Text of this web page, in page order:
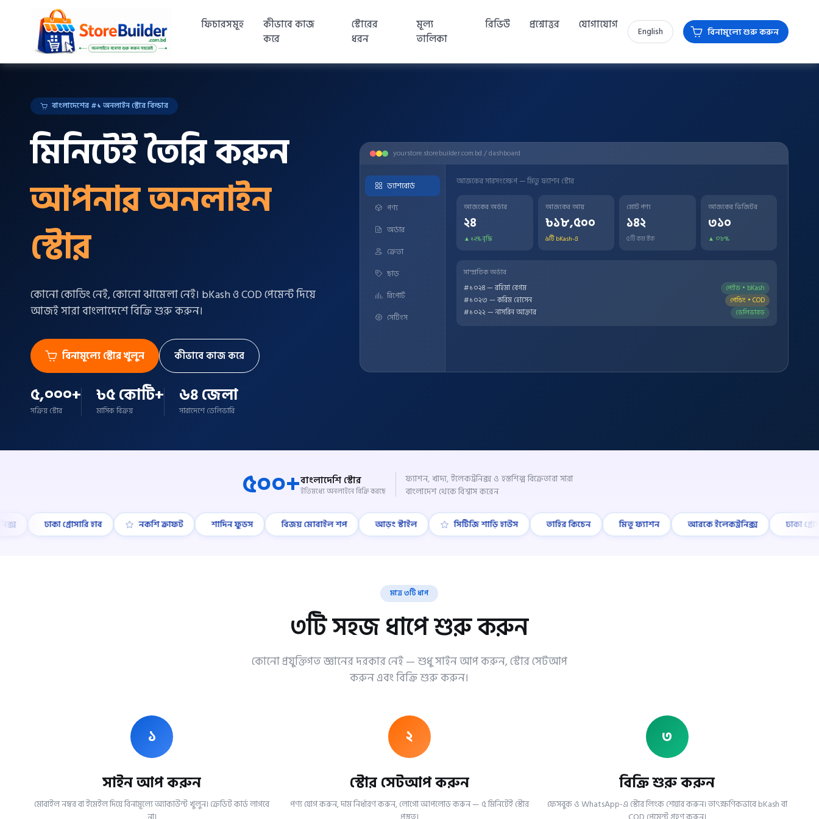
English বিনামূল্যে শুরু করুন
ফিচারসমূহ
কীভাবে কাজ
করে
স্টোরের
ধরন
মূল্য
তালিকা
রিভিউ প্রশ্নোত্তর যোগাযোগ
বাংলাদেশের #১ অনলাইন স্টোর বিল্ডার
মিনিটেই তৈরি করুন
আপনার অনলাইন
স্টোর
কোনো কোডিং নেই, কোনো ঝামেলা নেই। bKash ও COD পেমেন্ট দিয়ে
আজই সারা বাংলাদেশে বিক্রি শুরু করুন।
বিনামূল্যে স্টোর খুলুন কীভাবে কাজ করে
৫,০০০+
সক্রিয় স্টোর
৳৫ কোটি+
মাসিক বিক্রয়
৬৪ জেলা
সারাদেশে ডেলিভারি
yourstore.storebuilder.com.bd / dashboard
ড্যাশবোর্ড
পণ্য
অর্ডার
ক্রেতা
ছাড়
রিপোর্ট
সেটিংস
আজকের সারসংক্ষেপ — মিতু ফ্যাশন স্টোর
আজকের অর্ডার
২৪
▲ ১২% বৃদ্ধি
আজকের আয়
৳১৮,৫০০
৯টি bKash-এ
মোট পণ্য
১৪২
৫টি কম স্টক
আজকের ভিজিটর
৩১০
▲ ৩৮%
সাম্প্রতিক অর্ডার
#১০২৪ — রহিমা বেগম পেইড • bKash
#১০২৩ — করিম হোসেন পেন্ডিং • COD
#১০২২ — নাসরিন আক্তার ডেলিভারড
৫০০+বাংলাদেশি স্টোর
ইতিমধ্যে অনলাইনে বিক্রি করছে
ফ্যাশন, খাদ্য, ইলেকট্রনিক্স ও হস্তশিল্প বিক্রেতারা সারা
বাংলাদেশ থেকে বিশ্বাস করেন
ঢাকা গ্রোসারি হাব নকশি ক্রাফট শাদিন ফুডস বিজয় মোবাইল শপ আড়ং স্টাইল সিটিজি শাড়ি হাউস তাহির কিচেন মিতু ফ্যাশন আরকে ইলেকট্রনিক্স ঢাকা গ্রোসারি হাব
মাত্র ৩টি ধাপ
৩টি সহজ ধাপে শুরু করুন
কোনো প্রযুক্তিগত জ্ঞানের দরকার নেই — শুধু সাইন আপ করুন, স্টোর সেটআপ
করুন এবং বিক্রি শুরু করুন।
১
সাইন আপ করুন
মোবাইল নম্বর বা ইমেইল দিয়ে বিনামূল্যে অ্যাকাউন্ট খুলুন। ক্রেডিট কার্ড লাগবে
২
স্টোর সেটআপ করুন
পণ্য যোগ করুন, দাম নির্ধারণ করুন, লোগো আপলোড করুন — ৫ মিনিটেই স্টোর
৩
বিক্রি শুরু করুন
ফেসবুক ও WhatsApp-এ স্টোর লিংক শেয়ার করুন। তাৎক্ষণিকভাবে bKash বা